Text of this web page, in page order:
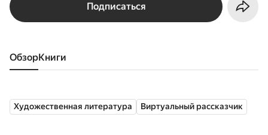
Подписаться
Обзор книги
Художественная литература Виртуальный рассказчик